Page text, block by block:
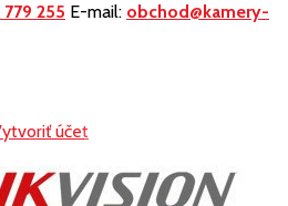
779 255 E-mail: obchod@kamery-
účet